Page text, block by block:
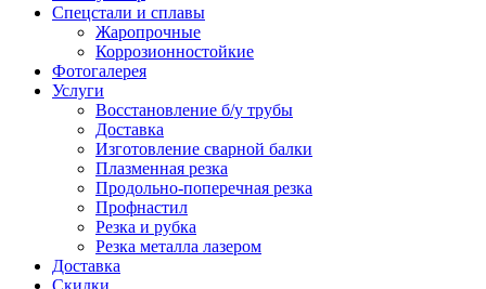
Спецстали и сплавы
Жаропрочные
Коррозионностойкие
Фотогалерея
Услуги
Восстановление б/у трубы
Доставка
Изготовление сварной балки
Плазменная резка
Продольно-поперечная резка
Профнастил
Резка и рубка
Резка металла лазером
Доставка
Скидки